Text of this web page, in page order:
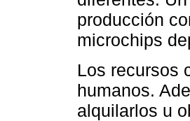
producción
microchips
Los recursos
humanos.
alquilarlos u